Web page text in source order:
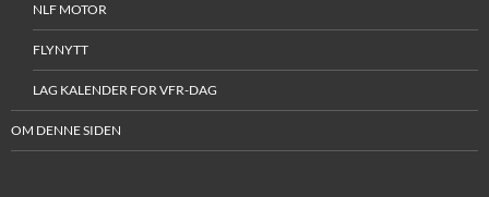
NLF MOTOR
FLYNYTT
LAG KALENDER FOR VFR-DAG
OM DENNE SIDEN